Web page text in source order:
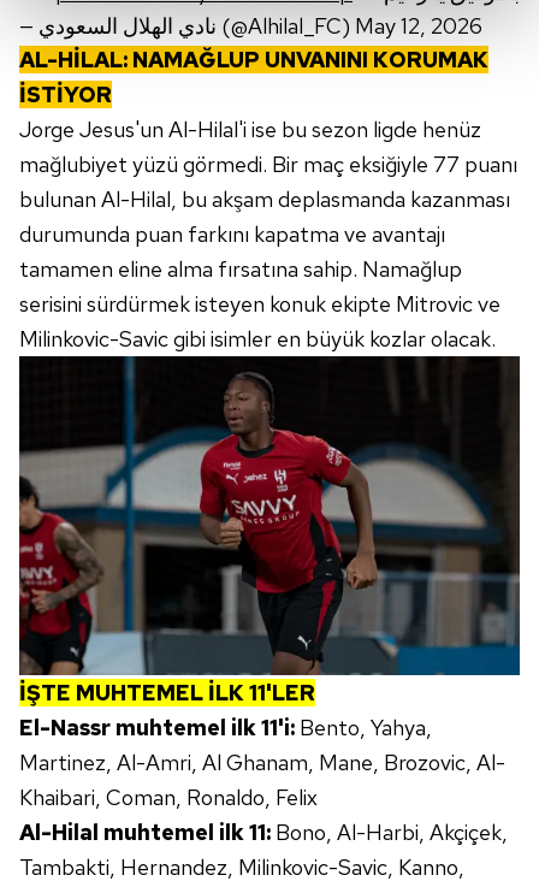
Her halükârda, kullanıcılar, bu çerezlere izin vermedikleri
takdirde, kullanıcılara hedefli reklamlar
gösterilmeyecektir."
Sizlere daha iyi bir hizmet sunabilmek için İnternet
Sitemizde kendimize ve üçüncü kişilere ait çerezler
kullanılmaktadır. Bu çerezler vasıtasıyla çeşitli kişisel
verileriniz işlenmekte olup gerekli olan çerezler bilgi
toplumu hizmetlerinin sunulması amacıyla
kullanılmaktadır. Diğer çerezler, sitemizin daha işlevsel
kılınması ve kişiselleştirilmesi ve sizlere yönelik
reklam/pazarlama faaliyetlerinin yapılması, amaçlarıyla
sınırlı olarak açık rızanız dahilinde kullanılacaktır.
Çerezlere ilişkin tercihlerinizi aşağıda yer alan panel
vasıtasıyla belirleyebilirsiniz. Çerezlere ilişkin detaylı bilgi
için Ayarlar butonuna tıklayabilir,Çerez Bilgilendirme
Metnimizi
ziyaret edebilirsiniz.
6698 sayılı Kişisel Verilerin Korunması Kanunu uyarınca
hazırlanmış Aydınlatma Metnimizi okumak ve sitemizde
ilgili mevzuata uygun olarak kullanılan çerezlerle ilgili bilgi
almak için lütfentıklayınız .
— نادي الهلال السعودي (@Alhilal_FC) May 12, 2026
AL-HİLAL: NAMAĞLUP UNVANINI KORUMAK
İSTİYOR
Jorge Jesus'un Al-Hilal'i ise bu sezon ligde henüz
mağlubiyet yüzü görmedi. Bir maç eksiğiyle 77 puanı
bulunan Al-Hilal, bu akşam deplasmanda kazanması
durumunda puan farkını kapatma ve avantajı
tamamen eline alma fırsatına sahip. Namağlup
serisini sürdürmek isteyen konuk ekipte Mitrovic ve
Milinkovic-Savic gibi isimler en büyük kozlar olacak.
İŞTE MUHTEMEL İLK 11'LER
El-Nassr muhtemel ilk 11'i: Bento, Yahya,
Martinez, Al-Amri, Al Ghanam, Mane, Brozovic, Al-
Khaibari, Coman, Ronaldo, Felix
Al-Hilal muhtemel ilk 11: Bono, Al-Harbi, Akçiçek,
Tambakti, Hernandez, Milinkovic-Savic, Kanno,